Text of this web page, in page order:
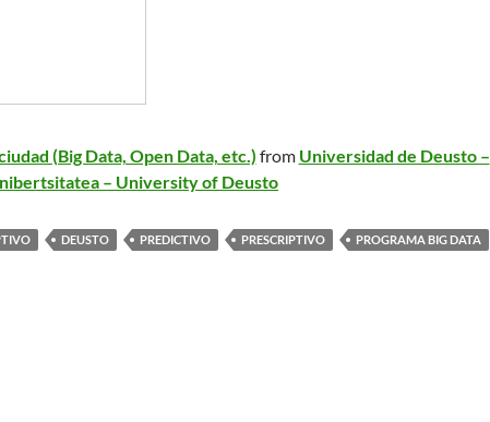
(Big Data, Open Data, etc.) from Universidad de Deusto –
– University of Deusto
DEUSTO PREDICTIVO PRESCRIPTIVO
PROGRAMA BIG DATA